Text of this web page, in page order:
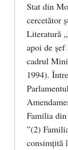
Stat din
cercetător
Literatură
apoi de
cadrul
1994).
Familia
”(2)
consimţită